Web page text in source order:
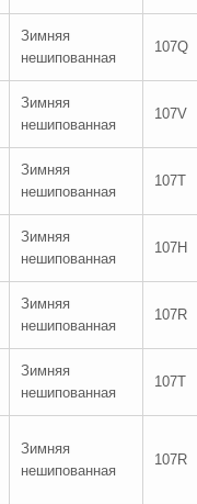
Зимняя
нешипованная
107Q
Зимняя
нешипованная
107V
Зимняя
нешипованная
107T
Зимняя
нешипованная
107H
Зимняя
нешипованная
107R
Зимняя
нешипованная
107T
Зимняя
нешипованная
107R